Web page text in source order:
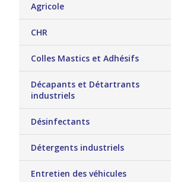
Agricole
CHR
Colles Mastics et Adhésifs
Décapants et Détartrants
industriels
Désinfectants
Détergents industriels
Entretien des véhicules